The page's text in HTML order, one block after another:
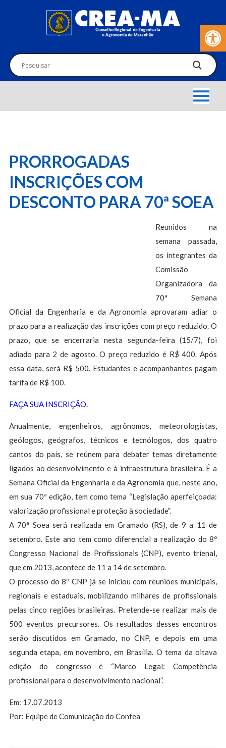
Barra de
PRORROGADAS
INSCRIÇÕES COM
DESCONTO PARA 70ª SOEA
Reunidos na
semana passada,
os integrantes da
Comissão
Organizadora da
70ª Semana
Oficial da Engenharia e da Agronomia aprovaram adiar o
prazo para a realização das inscrições com preço reduzido. O
prazo, que se encerraria nesta segunda-feira (15/7), foi
adiado para 2 de agosto. O preço reduzido é R$ 400. Após
essa data, será R$ 500. Estudantes e acompanhantes pagam
tarifa de R$ 100.
FAÇA SUA INSCRIÇÃO.
Anualmente, engenheiros, agrônomos, meteorologistas,
geólogos, geógrafos, técnicos e tecnólogos, dos quatro
cantos do país, se reúnem para debater temas diretamente
ligados ao desenvolvimento e à infraestrutura brasileira. É a
Semana Oficial da Engenharia e da Agronomia que, neste ano,
em sua 70ª edição, tem como tema “Legislação aperfeiçoada:
valorização profissional e proteção à sociedade”.
A 70ª Soea será realizada em Gramado (RS), de 9 a 11 de
setembro. Este ano tem como diferencial a realização do 8º
Congresso Nacional de Profissionais (CNP), evento trienal,
que em 2013, acontece de 11 a 14 de setembro.
O processo do 8º CNP já se iniciou com reuniões municipais,
regionais e estaduais, mobilizando milhares de profissionais
pelas cinco regiões brasileiras. Pretende-se realizar mais de
500 eventos precursores. Os resultados desses encontros
serão discutidos em Gramado, no CNP, e depois em uma
segunda etapa, em novembro, em Brasília. O tema da oitava
edição do congresso é “Marco Legal: Competência
profissional para o desenvolvimento nacional”.
Em: 17.07.2013
Por: Equipe de Comunicação do Confea